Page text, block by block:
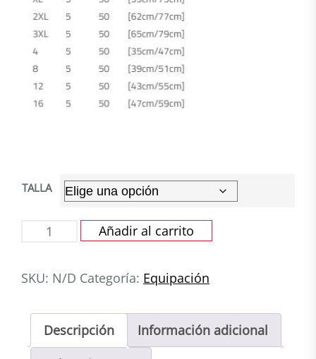
TALLA
POLO
Cantabra
Pickleball
cantidad
Añadir al carrito
SKU: N/D Categoría: Equipación
Descripción
Información adicional